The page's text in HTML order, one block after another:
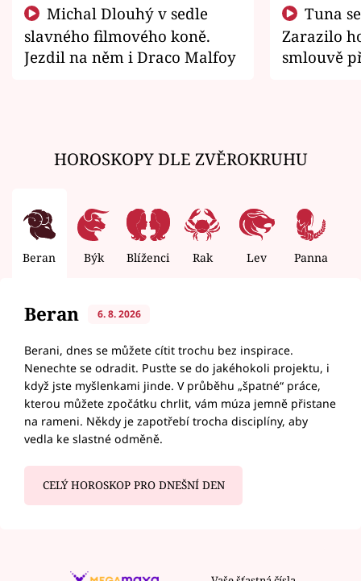
slavného filmového koně.
Jezdil na něm i Draco Malfoy
Zarazilo
smlouvě
HOROSKOPY DLE ZVĚROKRUHU
Beran Býk Blíženci Rak Lev Panna
Beran 6. 8. 2026
Berani, dnes se můžete cítit trochu bez inspirace.
Nenechte se odradit. Pusťte se do jakéhokoli projektu, i
když jste myšlenkami jinde. V průběhu „špatné“ práce,
kterou můžete zpočátku chrlit, vám múza jemně přistane
na rameni. Někdy je zapotřebí trocha disciplíny, aby
vedla ke slastné odměně.
CELÝ HOROSKOP PRO DNEŠNÍ DEN